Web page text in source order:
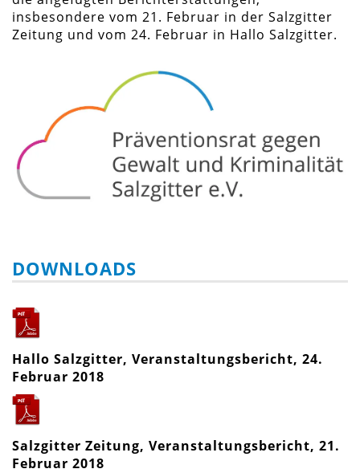
insbesondere vom 21. Februar in der Salzgitter
Zeitung und vom 24. Februar in Hallo Salzgitter.
DOWNLOADS
Hallo Salzgitter, Veranstaltungsbericht, 24.
Februar 2018
Salzgitter Zeitung, Veranstaltungsbericht, 21.
Februar 2018